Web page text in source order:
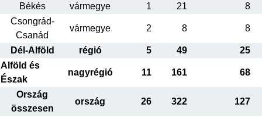
Békés
vármegye 1 21
8
Csongrád-
Csanád
vármegye 2 8 8
Dél-Alföld régió 5 49
25
Alföld és
Észak
nagyrégió 11 161 68
Ország
összesen
ország 26 322 127